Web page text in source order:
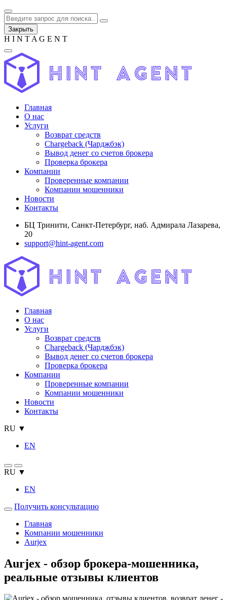
Закрыть
H I N T A G E N T
Главная
О нас
Услуги
Возврат средств
Chargeback (Чарджбэк)
Вывод денег со счетов брокера
Проверка брокера
Компании
Проверенные компании
Компании мошенники
Новости
Контакты
БЦ Тринити, Санкт-Петербург, наб. Адмирала Лазарева,
20
support@hint-agent.com
Главная
О нас
Услуги
Возврат средств
Chargeback (Чарджбэк)
Вывод денег со счетов брокера
Проверка брокера
Компании
Проверенные компании
Компании мошенники
Новости
Контакты
RU ▼
EN
RU ▼
EN
Получить консультацию
Главная
Компании мошенники
Aurjex
Aurjex - обзор брокера-мошенника,
реальные отзывы клиентов